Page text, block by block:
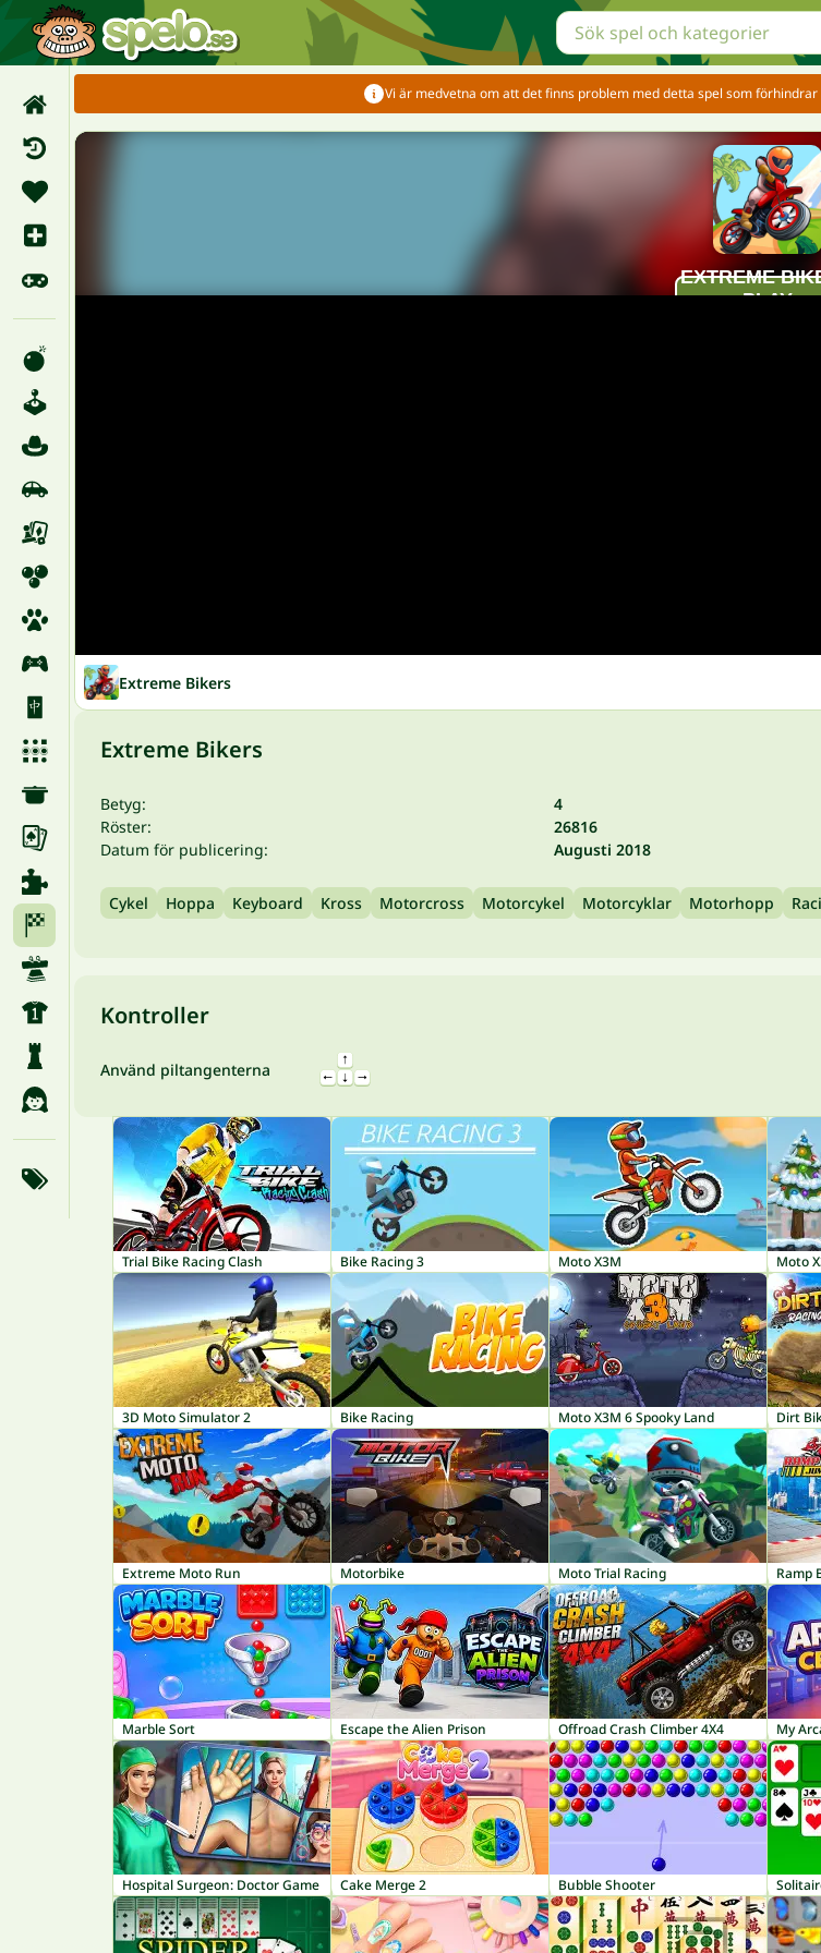
Vi är medvetna om att det finns problem med detta spel som
Extreme Bikers
Extreme Bikers
Betyg:
4
Röster:
26816
Datum för publicering:
Augusti 2018
Cykel Hoppa Keyboard Kross Motorcross Motorcykel Motorcyklar Motorhopp
Kontroller
Använd piltangenterna
Trial Bike Racing Clash Bike Racing 3 Moto X3M Moto
3D Moto Simulator 2 Bike Racing Moto X3M 6 Spooky Land Dirt
Extreme Moto Run Motorbike Moto Trial Racing Ramp
Marble Sort Escape the Alien Prison Offroad Crash Climber 4X4 My
Hospital Surgeon: Doctor Game Cake Merge 2 Bubble Shooter